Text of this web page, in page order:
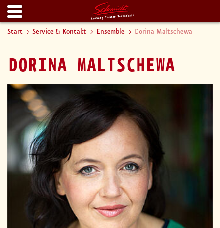
Start Service & Kontakt Ensemble Dorina Maltschewa
DORINA MALTSCHEWA